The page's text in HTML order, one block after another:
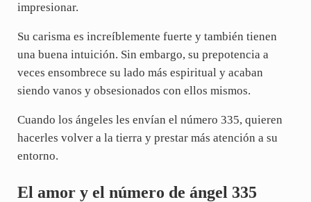
impresionar.
Su carisma es increíblemente fuerte y también tienen
una buena intuición. Sin embargo, su prepotencia a
veces ensombrece su lado más espiritual y acaban
siendo vanos y obsesionados con ellos mismos.
Cuando los ángeles les envían el número 335, quieren
hacerles volver a la tierra y prestar más atención a su
entorno.
El amor y el número de ángel 335